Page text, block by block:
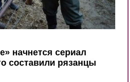
начнется сериал
составили рязанцы